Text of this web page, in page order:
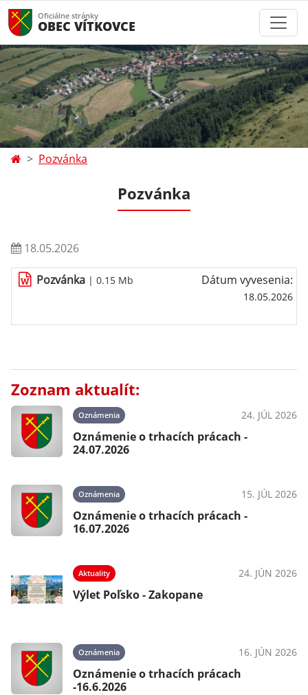
Oficiálne stránky
OBEC VÍTKOVCE
Pozvánka
Pozvánka
18.05.2026
Pozvánka | 0.15 Mb Dátum vyvesenia:
18.05.2026
Zoznam aktualít:
Oznámenia 24. JÚL 2026
Oznámenie o trhacích prácach -
24.07.2026
Oznámenia 15. JÚL 2026
Oznámenie o trhacích prácach -
16.07.2026
Aktuality 24. JÚN 2026
Výlet Poľsko - Zakopane
Oznámenia 16. JÚN 2026
Oznámenie o trhacích prácach
-16.6.2026